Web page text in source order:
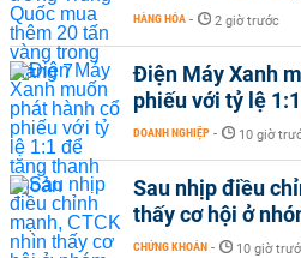
HÀNG HÓA - 2 giờ trước
Điện Máy Xanh
phiếu với tỷ lệ
DOANH NGHIỆP - 10 giờ
Sau nhịp điều
thấy cơ hội ở
CHỨNG KHOÁN - 10 giờ